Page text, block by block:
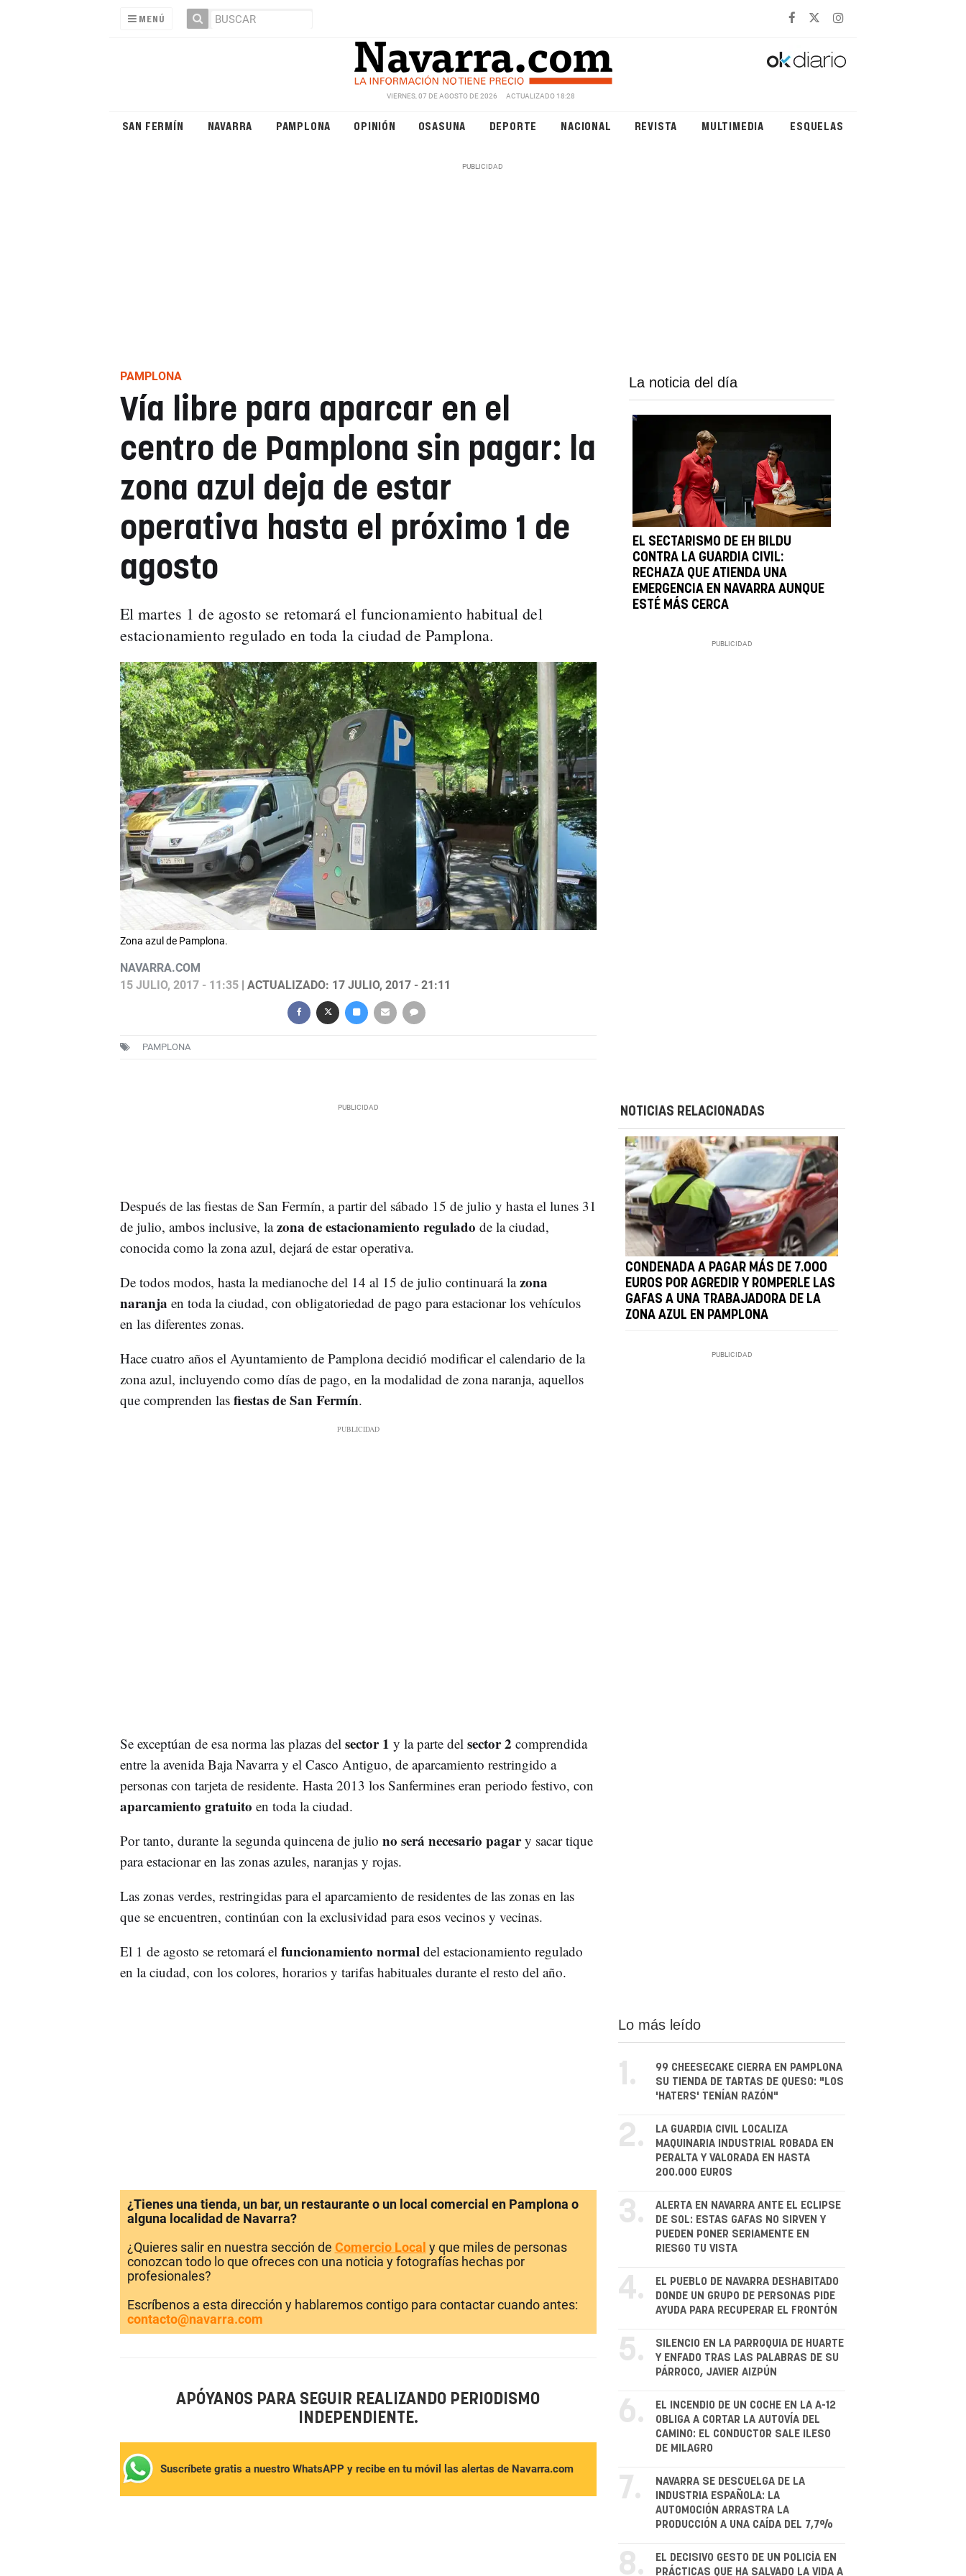
MENÚ
VIERNES, 07 DE AGOSTO DE 2026 ACTUALIZADO 18:28
SAN FERMÍN NAVARRA PAMPLONA OPINIÓN OSASUNA DEPORTE NACIONAL REVISTA MULTIMEDIA ESQUELAS
PAMPLONA
Vía libre para aparcar en el
centro de Pamplona sin pagar: la
zona azul deja de estar
operativa hasta el próximo 1 de
agosto
El martes 1 de agosto se retomará el funcionamiento habitual del
estacionamiento regulado en toda la ciudad de Pamplona.
Zona azul de Pamplona.
NAVARRA.COM
15 JULIO, 2017 - 11:35| ACTUALIZADO: 17 JULIO, 2017 - 21:11
PAMPLONA
La noticia del día
EL SECTARISMO DE EH BILDU
CONTRA LA GUARDIA CIVIL:
RECHAZA QUE ATIENDA UNA
EMERGENCIA EN NAVARRA AUNQUE
ESTÉ MÁS CERCA
Después de las fiestas de San Fermín, a partir del sábado 15 de julio y hasta el lunes 31
de julio, ambos inclusive, lazona de estacionamiento regulado de la ciudad,
conocida como la zona azul, dejará de estar operativa.
De todos modos, hasta la medianoche del 14 al 15 de julio continuará lazona
naranja en toda la ciudad, con obligatoriedad de pago para estacionar los vehículos
en las diferentes zonas.
Hace cuatro años el Ayuntamiento de Pamplona decidió modificar el calendario de la
zona azul, incluyendo como días de pago, en la modalidad de zona naranja, aquellos
que comprenden las fiestas de San Fermín.
Se exceptúan de esa norma las plazas del sector 1 y la parte del sector 2 comprendida
entre la avenida Baja Navarra y el Casco Antiguo, de aparcamiento restringido a
personas con tarjeta de residente. Hasta 2013 los Sanfermines eran periodo festivo, con
aparcamiento gratuito en toda la ciudad.
Por tanto, durante la segunda quincena de julio no será necesario pagary sacar tique
para estacionar en las zonas azules, naranjas y rojas.
Las zonas verdes, restringidas para el aparcamiento de residentes de las zonas en las
que se encuentren, continúan con la exclusividad para esos vecinos y vecinas.
El 1 de agosto se retomará elfuncionamiento normal del estacionamiento regulado
en la ciudad, con los colores, horarios y tarifas habituales durante el resto del año.
NOTICIAS RELACIONADAS
CONDENADA A PAGAR MÁS DE 7.000
EUROS POR AGREDIR Y ROMPERLE LAS
GAFAS A UNA TRABAJADORA DE LA
ZONA AZUL EN PAMPLONA
¿Tienes una tienda, un bar, un restaurante o un local comercial en Pamplona o
alguna localidad de Navarra?
¿Quieres salir en nuestra sección de Comercio Local y que miles de personas
conozcan todo lo que ofreces con una noticia y fotografías hechas por
profesionales?
Escríbenos a esta dirección y hablaremos contigo para contactar cuando antes:
contacto@navarra.com
APÓYANOS PARA SEGUIR REALIZANDO PERIODISMO
INDEPENDIENTE.
Suscríbete gratis a nuestro WhatsAPP y recibe en tu móvil las alertas de Navarra.com
Lo más leído
1.
99 CHEESECAKE CIERRA EN PAMPLONA
SU TIENDA DE TARTAS DE QUESO: "LOS
'HATERS' TENÍAN RAZÓN"
2.
LA GUARDIA CIVIL LOCALIZA
MAQUINARIA INDUSTRIAL ROBADA EN
PERALTA Y VALORADA EN HASTA
200.000 EUROS
3.
ALERTA EN NAVARRA ANTE EL ECLIPSE
DE SOL: ESTAS GAFAS NO SIRVEN Y
PUEDEN PONER SERIAMENTE EN
RIESGO TU VISTA
4.
EL PUEBLO DE NAVARRA DESHABITADO
DONDE UN GRUPO DE PERSONAS PIDE
AYUDA PARA RECUPERAR EL FRONTÓN
5.
SILENCIO EN LA PARROQUIA DE HUARTE
Y ENFADO TRAS LAS PALABRAS DE SU
PÁRROCO, JAVIER AIZPÚN
6.
EL INCENDIO DE UN COCHE EN LA A-12
OBLIGA A CORTAR LA AUTOVÍA DEL
CAMINO: EL CONDUCTOR SALE ILESO
DE MILAGRO
7.
NAVARRA SE DESCUELGA DE LA
INDUSTRIA ESPAÑOLA: LA
AUTOMOCIÓN ARRASTRA LA
PRODUCCIÓN A UNA CAÍDA DEL 7,7%
8.
EL DECISIVO GESTO DE UN POLICÍA EN
PRÁCTICAS QUE HA SALVADO LA VIDA A